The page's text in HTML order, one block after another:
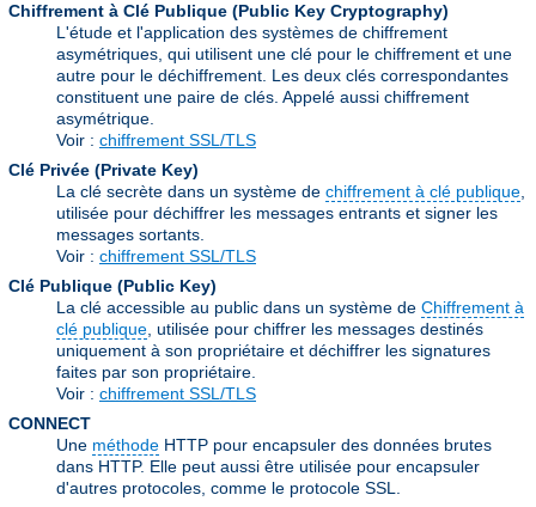
Chiffrement à Clé Publique (Public Key Cryptography)
L'étude et l'application des systèmes de chiffrement
asymétriques, qui utilisent une clé pour le chiffrement et une
autre pour le déchiffrement. Les deux clés correspondantes
constituent une paire de clés. Appelé aussi chiffrement
asymétrique.
Voir : chiffrement SSL/TLS
Clé Privée (Private Key)
La clé secrète dans un système de chiffrement à clé publique
utilisée pour déchiffrer les messages entrants et signer les
messages sortants.
Voir : chiffrement SSL/TLS
Clé Publique (Public Key)
La clé accessible au public dans un système de Chiffrement à
clé publique , utilisée pour chiffrer les messages destinés
uniquement à son propriétaire et déchiffrer les signatures
faites par son propriétaire.
Voir : chiffrement SSL/TLS
CONNECT
Une méthode HTTP pour encapsuler des données brutes
dans HTTP. Elle peut aussi être utilisée pour encapsuler
d'autres protocoles, comme le protocole SSL.